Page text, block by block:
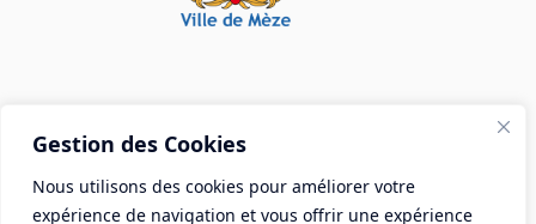
Gestion des Cookies
Nous utilisons des cookies pour améliorer votre
expérience de navigation et vous offrir une expérience
Mairie de Mèze
Place Aristide Briand - BP 28 34140 Mèze
Tél :04 67 18 30 30